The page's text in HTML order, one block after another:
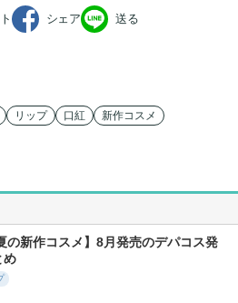
シェア 送る
リップ 口紅
新作コスメ
の新作コスメ】8月発売のデパコス発
め